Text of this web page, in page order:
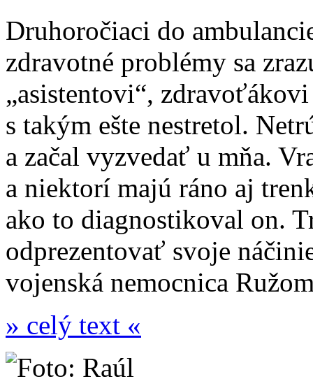
Druhoročiaci do
zdravotné problémy sa
„asistentovi“,
s takým ešte nestretol.
a začal vyzvedať u mňa.
a niektorí majú ráno aj
ako to diagnostikoval on.
odprezentovať svoje
vojenská nemocnica
» celý text «